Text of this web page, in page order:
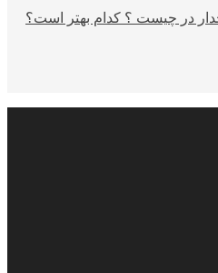
در چیست ؟ کدام بهتر است؟